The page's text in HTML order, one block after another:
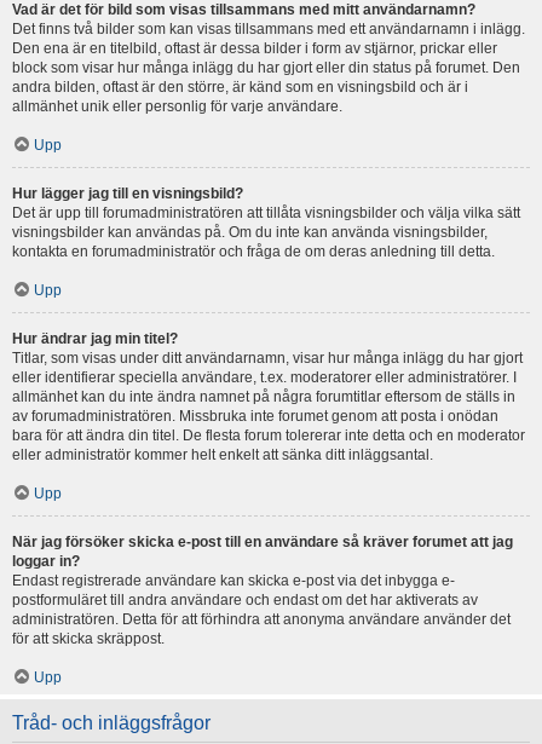
Vad är det för bild som visas tillsammans med mitt användarnamn?
Det finns två bilder som kan visas tillsammans med ett användarnamn i inlägg.
Den ena är en titelbild, oftast är dessa bilder i form av stjärnor, prickar eller
block som visar hur många inlägg du har gjort eller din status på forumet. Den
andra bilden, oftast är den större, är känd som en visningsbild och är i
allmänhet unik eller personlig för varje användare.
Upp
Hur lägger jag till en visningsbild?
Det är upp till forumadministratören att tillåta visningsbilder och välja vilka sätt
visningsbilder kan användas på. Om du inte kan använda visningsbilder,
kontakta en forumadministratör och fråga de om deras anledning till detta.
Upp
Hur ändrar jag min titel?
Titlar, som visas under ditt användarnamn, visar hur många inlägg du har gjort
eller identifierar speciella användare, t.ex. moderatorer eller administratörer. I
allmänhet kan du inte ändra namnet på några forumtitlar eftersom de ställs in
av forumadministratören. Missbruka inte forumet genom att posta i onödan
bara för att ändra din titel. De flesta forum tolererar inte detta och en moderator
eller administratör kommer helt enkelt att sänka ditt inläggsantal.
Upp
När jag försöker skicka e-post till en användare så kräver forumet att jag
loggar in?
Endast registrerade användare kan skicka e-post via det inbygga e-
postformuläret till andra användare och endast om det har aktiverats av
administratören. Detta för att förhindra att anonyma användare använder det
för att skicka skräppost.
Upp
Tråd- och inläggsfrågor